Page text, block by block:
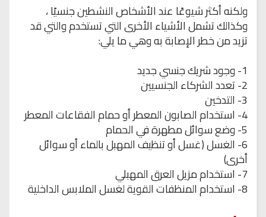
ولكنه أكثر شيوعًا عند الأشخاص النشطين جنسيًا ،
وكذالك تشمل الأشياء الأخرى التي تستخدم والتي قد
تزيد من خطر الإصابة به وهي ما يلي:
1- وجود شريك جنسي جديد
2- تعدد الشركاء الجنسيين
3- التدخين
4- استخدام الصابون المعطر أو حمام الفقاعات المعطر
5- وضع سوائل مطهرة في الحمام
6- الغسل (غسل أو تنظيف المهبل بالماء أو سوائل
أخرى)
7- استخدام مزيل العرق المهبلي
8- استخدام المنظفات القوية لغسل الملابس الداخلية